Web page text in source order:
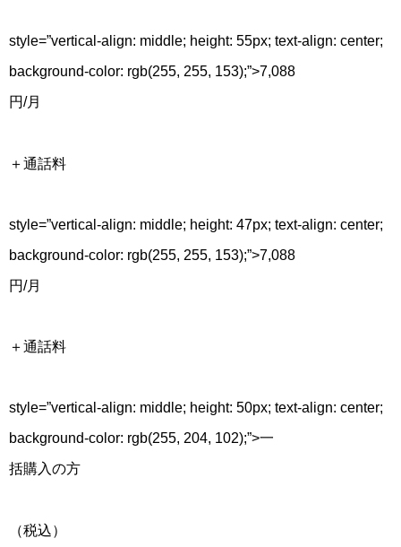
style=”vertical-align: middle; height: 55px; text-align: center;
background-color: rgb(255, 255, 153);”>7,088
円/月
＋通話料
style=”vertical-align: middle; height: 47px; text-align: center;
background-color: rgb(255, 255, 153);”>7,088
円/月
＋通話料
style=”vertical-align: middle; height: 50px; text-align: center;
background-color: rgb(255, 204, 102);”>一
括購入の方
（税込）